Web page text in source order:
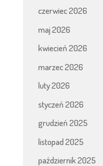
czerwiec 2026
maj 2026
kwiecień 2026
marzec 2026
luty 2026
styczeń 2026
grudzień 2025
listopad 2025
październik 2025